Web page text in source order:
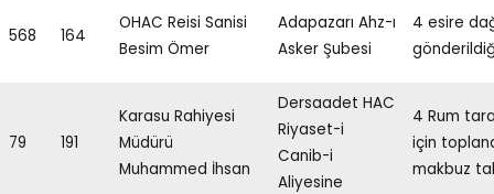
568 164
OHAC Reisi Sanisi
Besim Ömer
Adapazarı Ahz-ı
Asker Şubesi
4 esire
79 191
Karasu Rahiyesi
Müdürü
Muhammed İhsan
Dersaadet HAC
Riyaset-i
Canib-i
Aliyesine
4 Rum
için
makbuz